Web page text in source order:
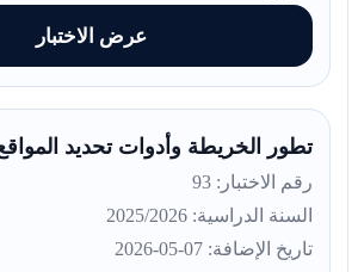
عرض الاختبار
تطور الخريطة وأدوات تحديد المواقع
رقم الاختبار: 93
السنة الدراسية: 2025/2026
تاريخ الإضافة: 07-05-2026